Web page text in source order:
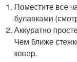
Поместите все
булавками
Аккуратно
Чем ближе
ковер.